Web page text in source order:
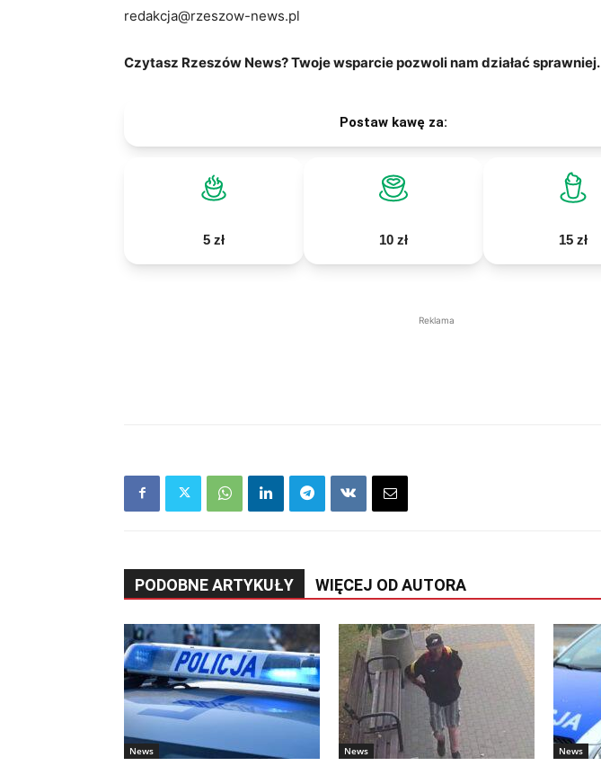
redakcja@rzeszow-news.pl
Czytasz Rzeszów News? Twoje wsparcie pozwoli nam działać sprawniej.
Postaw kawę za:
5 zł 10 zł 15 zł
Reklama
PODOBNE ARTYKUŁY WIĘCEJ OD AUTORA
News News News